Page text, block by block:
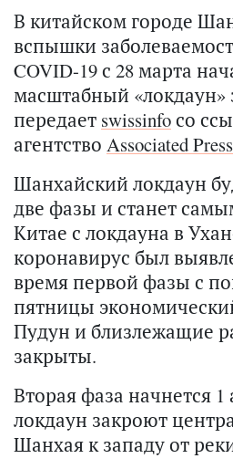
В китайском городе
вспышки
COVID-19 с 28 марта
масштабный «локдаун»
передает swissinfoсо
агентство Associated Press
Шанхайский локдаун
две фазы и станет
Китае с локдауна в
коронавирус был
время первой фазы с
пятницы
Пудун и близлежащие
закрыты.
Вторая фаза начнется 1
локдаун закроют
Шанхая к западу от